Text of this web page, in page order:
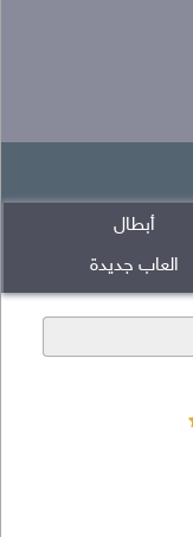
أبطال
العاب جديدة